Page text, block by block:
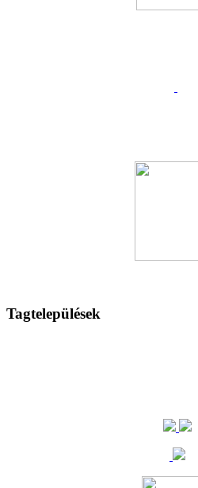
Tagtelepülések